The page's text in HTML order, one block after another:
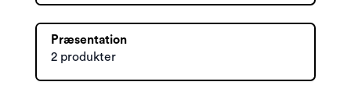
Præsentation
2 produkter